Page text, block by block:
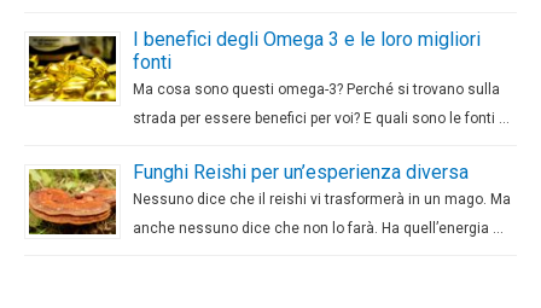
I benefici degli Omega 3 e le loro migliori
fonti
Ma cosa sono questi omega-3? Perché si trovano sulla
strada per essere benefici per voi? E quali sono le fonti …
Funghi Reishi per un’esperienza diversa
Nessuno dice che il reishi vi trasformerà in un mago. Ma
anche nessuno dice che non lo farà. Ha quell’energia …